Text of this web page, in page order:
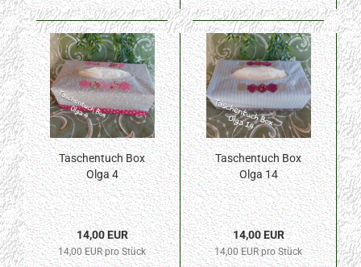
Taschentuch Box
Olga 4
14,00 EUR
14,00 EUR pro Stück
Taschentuch Box
Olga 14
14,00 EUR
14,00 EUR pro Stück